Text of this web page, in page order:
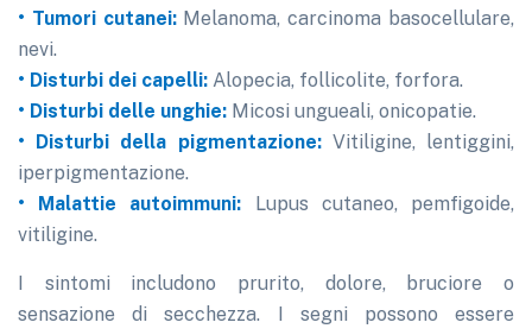
• Tumori cutanei:Melanoma, carcinoma basocellulare,
nevi.
• Disturbi dei capelli: Alopecia, follicolite, forfora.
• Disturbi delle unghie: Micosi ungueali, onicopatie.
• Disturbi della pigmentazione:Vitiligine, lentiggini,
iperpigmentazione.
• Malattie autoimmuni: Lupus cutaneo, pemfigoide,
vitiligine.
I sintomi includono prurito, dolore, bruciore o
sensazione di secchezza. I segni possono essere